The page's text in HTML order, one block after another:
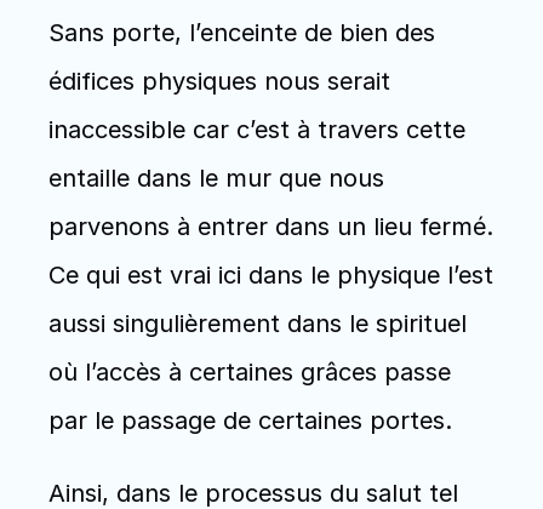
Sans porte, l’enceinte de bien des
édifices physiques nous serait
inaccessible car c’est à travers cette
entaille dans le mur que nous
parvenons à entrer dans un lieu fermé.
Ce qui est vrai ici dans le physique l’est
aussi singulièrement dans le spirituel
où l’accès à certaines grâces passe
par le passage de certaines portes.
Ainsi, dans le processus du salut tel